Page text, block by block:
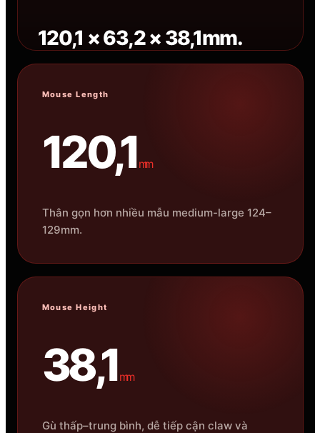
120,1 × 63,2 × 38,1mm.
Form chuột phù hợp nhất vẫn phụ thuộc chiều
người.
Mouse Length
120,1mm
Thân gọn hơn nhiều mẫu medium-large 124–
129mm.
Mouse Height
38,1mm
Gù thấp–trung bình, dễ tiếp cận claw và